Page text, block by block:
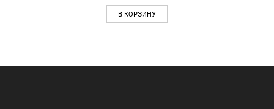
В КОРЗИНУ